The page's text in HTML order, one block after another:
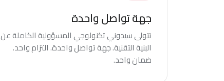
جهة تواصل واحدة
تتولى سيدوني تكنولوجي المسؤولية الكاملة عن
البنية التقنية. جهة تواصل واحدة. التزام واحد.
ضمان واحد.